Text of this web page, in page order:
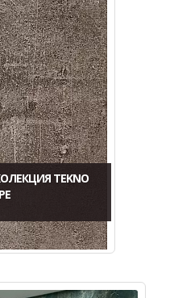
TEKNO